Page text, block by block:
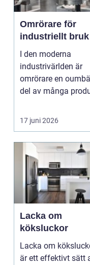
Omrörare för
industriellt bruk
I den moderna
industrivärlden är
omrörare en
del av många
17 juni 2026
Lacka om
köksluckor
Lacka om
är ett effektivt sätt